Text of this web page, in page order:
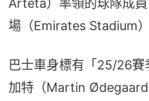
場（Emirates Stadium）
巴士車身標有「25/26賽
加特（Martin